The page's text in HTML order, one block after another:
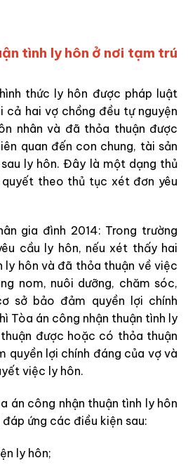
tình ly hôn ở nơi tạm trú
thức ly hôn được pháp luật
cả hai vợ chồng đều tự nguyện
nhân và đã thỏa thuận được
quan đến con chung, tài sản
ly hôn. Đây là một dạng thủ
theo thủ tục xét đơn yêu
gia đình 2014: Trong trường
cầu ly hôn, nếu xét thấy hai
ly hôn và đã thỏa thuận về việc
nom, nuôi dưỡng, chăm sóc,
sở bảo đảm quyền lợi chính
Tòa án công nhận thuận tình ly
được hoặc có thỏa thuận
quyền lợi chính đáng của vợ và
việc ly hôn.
án công nhận thuận tình ly hôn
ứng các điều kiện sau:
ly hôn;